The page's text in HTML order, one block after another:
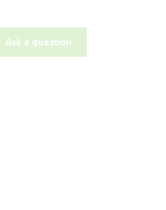
Ask a question